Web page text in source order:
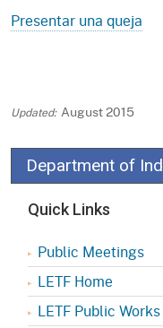
Presentar una queja
August 2015
Department of
Quick Links
Public Meetings
LETF Home
LETF Public